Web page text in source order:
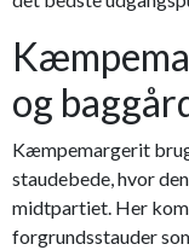
og
Kæmpemargerit
staudebede, hvor
midtpartiet. Her
forgrundsstauder